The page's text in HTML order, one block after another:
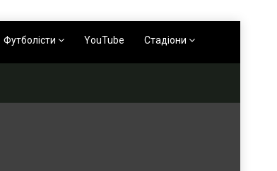
Футболісти YouTube Стадіони